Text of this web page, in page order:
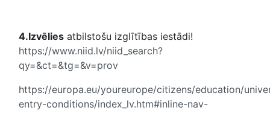
4.Izvēlies atbilstošu izglītības iestādi!
https://www.niid.lv/niid_search?
qy=&ct=&tg=&v=prov
https://europa.eu/youreurope/citizens/education/
entry-conditions/index_lv.htm#inline-nav-